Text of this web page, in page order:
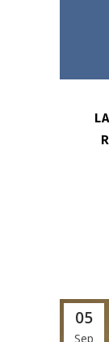
05
Sep